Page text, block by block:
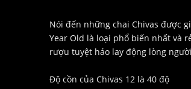
Nói đến những chai Chivas được
Year Old là loại phổ biến nhất và
rượu tuyệt hảo lay động lòng
Độ cồn của Chivas 12 là 40 độ